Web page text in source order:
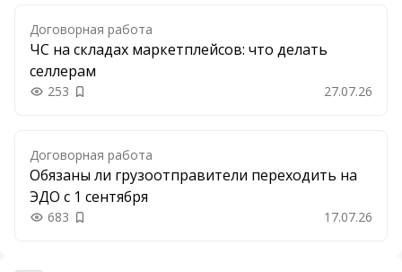
Договорная работа
ЧС на складах маркетплейсов: что делать
селлерам
253 Добавить в закладки 27.07.26
Договорная работа
Обязаны ли грузоотправители переходить на
ЭДО с 1 сентября
683 Добавить в закладки 17.07.26